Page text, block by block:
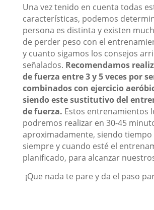
Una vez tenido en cuenta todas
características, podemos
persona es distinta y existen
de perder peso con el
y cuanto sigamos los consejos
señalados. Recomendamos
de fuerza entre 3 y 5 veces por
combinados con ejercicio
siendo este sustitutivo del
de fuerza. Estos entrenamientos
podremos realizar en 30-45
aproximadamente, siendo tiempo
siempre y cuando esté el
planificado, para alcanzar
¡Que nada te pare y da el paso